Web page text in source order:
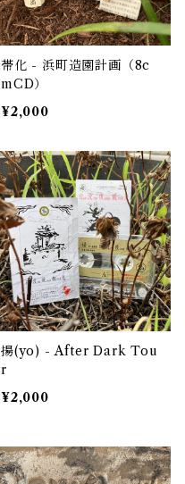
帯化 - 浜町造園計画（8c
mCD）
¥2,000
揚(yo) - After Dark Tou
r
¥2,000